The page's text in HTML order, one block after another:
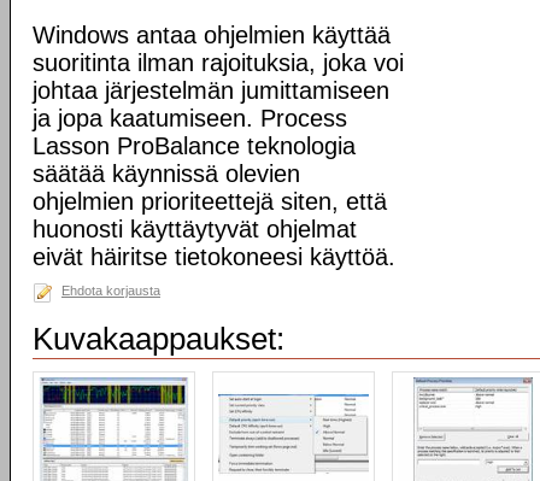
Windows antaa ohjelmien käyttää
suoritinta ilman rajoituksia, joka voi
johtaa järjestelmän jumittamiseen
ja jopa kaatumiseen. Process
Lasson ProBalance teknologia
säätää käynnissä olevien
ohjelmien prioriteettejä siten, että
huonosti käyttäytyvät ohjelmat
eivät häiritse tietokoneesi käyttöä.
Ehdota korjausta
Kuvakaappaukset: